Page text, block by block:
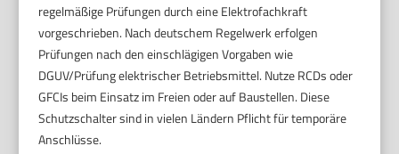
regelmäßige Prüfungen durch eine Elektrofachkraft
vorgeschrieben. Nach deutschem Regelwerk erfolgen
Prüfungen nach den einschlägigen Vorgaben wie
DGUV/Prüfung elektrischer Betriebsmittel. Nutze RCDs oder
GFCIs beim Einsatz im Freien oder auf Baustellen. Diese
Schutzschalter sind in vielen Ländern Pflicht für temporäre
Anschlüsse.